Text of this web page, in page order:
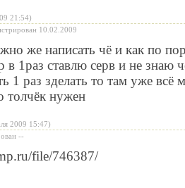
21:54)
10.02.2009
же написать чё и как по
в 1раз ставлю серв и не знаю
1 раз зделать то там уже
толчёк нужен
2009 15:47)
--
file/746387/